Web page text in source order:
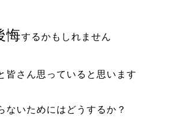
悔するかもしれません
皆さん思っていると思います
ないためにはどうするか？